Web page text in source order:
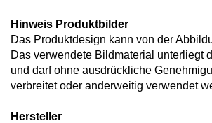
Hinweis Produktbilder
Das Produktdesign kann von der
Das verwendete Bildmaterial unterliegt
und darf ohne ausdrückliche
verbreitet oder anderweitig verwendet
Hersteller